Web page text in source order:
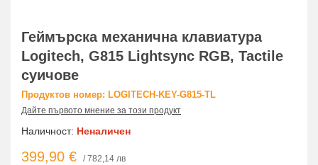
Геймърска механична клавиатура
Logitech, G815 Lightsync RGB, Tactile
суичове
Продуктов номер: LOGITECH-KEY-G815-TL
Дайте първото мнение за този продукт
Наличност: Неналичен
399,90 € / 782,14 лв